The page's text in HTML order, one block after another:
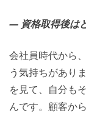
― 資格取得後は
会社員時代から
う気持ちがあり
を見て、自分も
んです。顧客か